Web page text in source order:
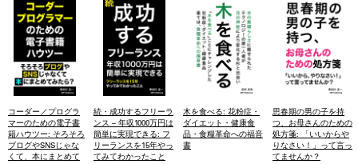
コーダー／プログラ
マーのための電子書
籍ハウツー: そろそろ
ブログやSNSじゃな
くて、本にまとめて
続・成功するフリーラ
ンス – 年収1000万円は
簡単に実現できる: フ
リーランスを15年やっ
てみてわかったこと
木を食べる: 花粉症・
ダイエット・健康食
品・食糧革命への福音
書
思春期の男の子を持
つ、お母さんのための
処方箋: 「いいからや
りなさい！」って言っ
てませんか？